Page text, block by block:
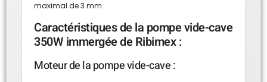
maximal de 3 mm.
Caractéristiques de la pompe vide-cave
350W immergée de Ribimex :
Moteur de la pompe vide-cave :